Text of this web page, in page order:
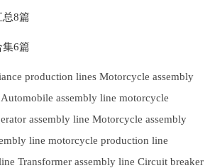
总8篇
6篇
production lines Motorcycle assembly
Automobile assembly line motorcycle
assembly line Motorcycle assembly
line motorcycle production line
Transformer assembly line Circuit breaker